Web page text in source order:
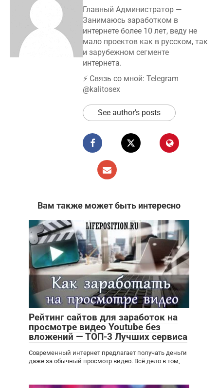
Главный Администратор —
Занимаюсь заработком в
интернете более 10 лет, веду не
мало проектов как в русском, так
и зарубежном сегменте
интернета.
⚡️ Связь со мной: Telegram
@kalitosex
See author's posts
Вам также может быть интересно
Рейтинг сайтов для заработок на
просмотре видео Youtube без
вложений — ТОП-3 Лучших сервиса
Современный интернет предлагает получать деньги
даже за обычный просмотр видео. Всё дело в том,